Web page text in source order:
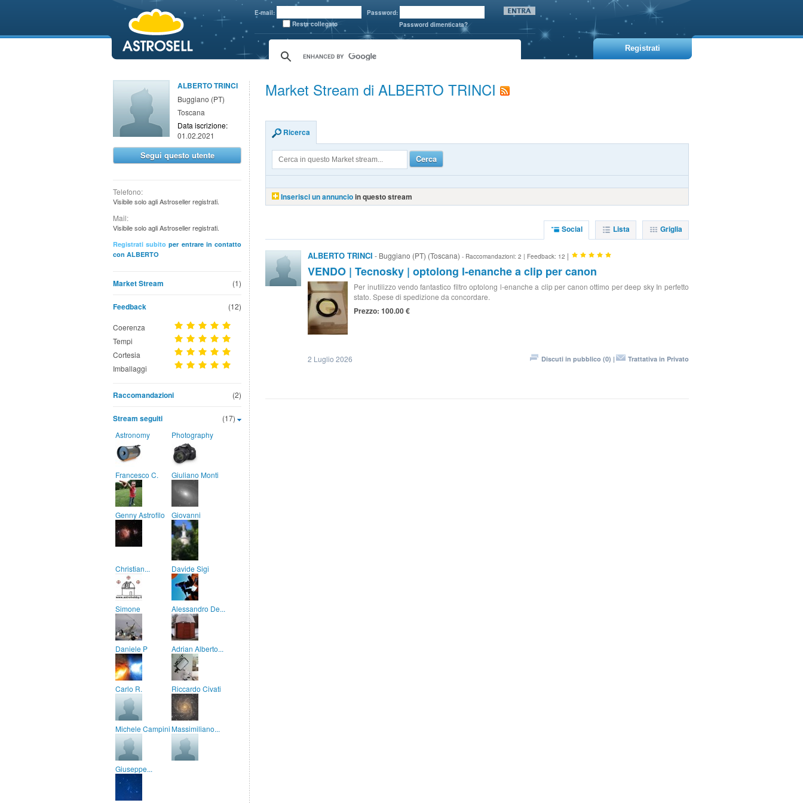
E-mail:
Password:
Resta collegato
Password dimenticata?
Registrati
ALBERTO TRINCI
Buggiano (PT)
Toscana
Data iscrizione:
01.02.2021
Segui questo utente
Telefono:
Visibile solo agli Astroseller registrati.
Mail:
Visibile solo agli Astroseller registrati.
Registrati subito per entrare in contatto
con ALBERTO
(1)
Market Stream
Feedback (12)
Coerenza
Tempi
Cortesia
Imballaggi
(2)
Raccomandazioni
(17)
Stream seguiti
Astronomy Photography
Francesco C. Giuliano Monti
Genny Astrofilo Giovanni
Christian... Davide Sigi
Simone Alessandro De...
Daniele P Adrian Alberto...
Carlo R. Riccardo Civati
Michele CampiniMassimiliano...
Giuseppe...
Market Stream di ALBERTO TRINCI
Ricerca
Cerca
Inserisci un annuncioin questo stream
Griglia
Lista
Social
ALBERTO TRINCI - Buggiano (PT) (Toscana) - Raccomandazioni: 2 | Feedback: 12 |
VENDO | Tecnosky | optolong l-enanche a clip per canon
Per inutilizzo vendo fantastico filtro optolong l-enanche a clip per canon ottimo per deep sky In perfetto
stato. Spese di spedizione da concordare.
Prezzo: 100.00 €
2 Luglio 2026 Discuti in pubblico (0) | Trattativa in Privato